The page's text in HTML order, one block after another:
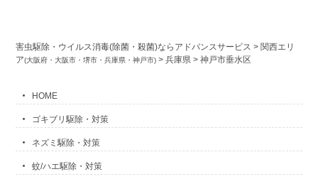
害虫駆除・ウイルス消毒(除菌・殺菌)ならアドバンスサービス > 関西エリ
ア(大阪府・大阪市・堺市・兵庫県・神戸市) >兵庫県 >神戸市垂水区
HOME
ゴキブリ駆除・対策
ネズミ駆除・対策
蚊/ハエ駆除・対策